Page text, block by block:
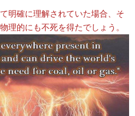
明確に理解されていた場合、そ
理的にも不死を得たでしょう。